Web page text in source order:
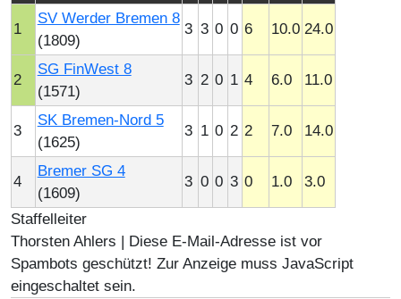
1
SV Werder Bremen 8
(1809)
3 3 0 0 6 10.0 24.0
2
SG FinWest 8
(1571)
3 2 0 1 4 6.0 11.0
3
SK Bremen-Nord 5
(1625)
3 1 0 2 2 7.0 14.0
4
Bremer SG 4
(1609)
3 0 0 3 0 1.0 3.0
Staffelleiter
Thorsten Ahlers | Diese E-Mail-Adresse ist vor
Spambots geschützt! Zur Anzeige muss JavaScript
eingeschaltet sein.